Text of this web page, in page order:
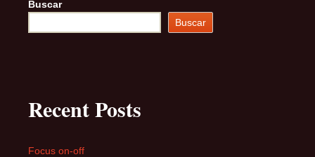
Buscar
Buscar
Recent Posts
Focus on-off